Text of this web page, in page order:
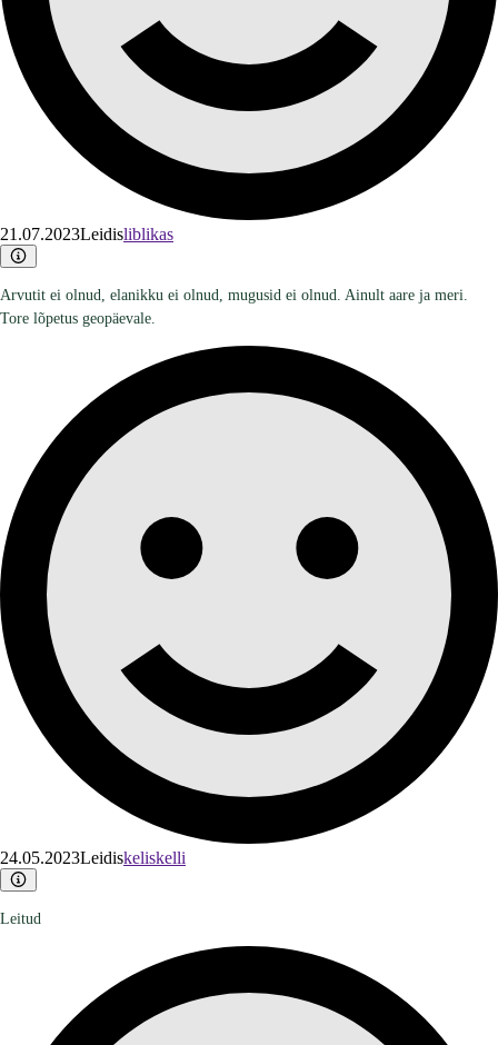
21.07.2023Leidisliblikas
Arvutit ei olnud, elanikku ei olnud, mugusid ei olnud. Ainult aare ja meri.
Tore lõpetus geopäevale.
24.05.2023Leidiskeliskelli
Leitud